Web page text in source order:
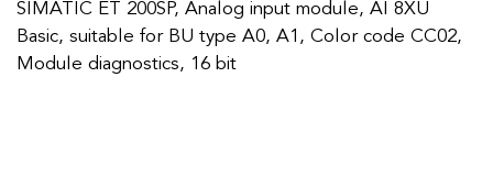
SIMATIC ET 200SP, Analog input module, AI 8XU
Basic, suitable for BU type A0, A1, Color code CC02,
Module diagnostics, 16 bit